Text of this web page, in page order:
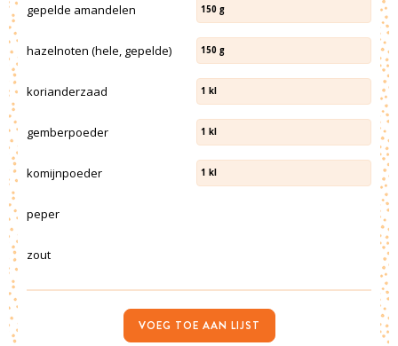
gepelde amandelen 150 g
hazelnoten (hele, gepelde) 150 g
korianderzaad 1 kl
gemberpoeder 1 kl
komijnpoeder 1 kl
peper
zout
VOEG TOE AAN LIJST